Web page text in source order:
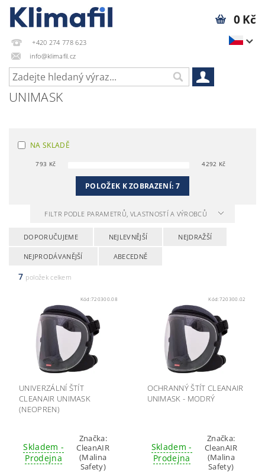
+420 274 778 623
info@klimafil.cz
0 Kč
UNIMASK
NA SKLADĚ
793 Kč 4292 Kč
POLOŽEK K ZOBRAZENÍ: 7
FILTR PODLE PARAMETRŮ, VLASTNOSTÍ A VÝROBCŮ
DOPORUČUJEME NEJLEVNĚJŠÍ NEJDRAŽŠÍ
NEJPRODÁVANĚJŠÍ ABECEDNĚ
7 položek celkem
Kód:720300.08
UNIVERZÁLNÍ ŠTÍT
CLEANAIR UNIMASK
(NEOPREN)
Skladem -
Prodejna
Značka:
CleanAIR
(Malina
Safety)
Kód: 720300.02
OCHRANNÝ ŠTÍT CLEANAIR
UNIMASK - MODRÝ
Skladem -
Prodejna
Značka:
CleanAIR
(Malina
Safety)